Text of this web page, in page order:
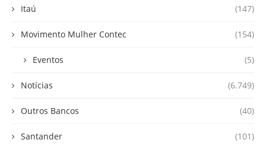
Itaú (147)
Movimento Mulher Contec (154)
Eventos (5)
Notícias (6.749)
Outros Bancos (40)
Santander (101)